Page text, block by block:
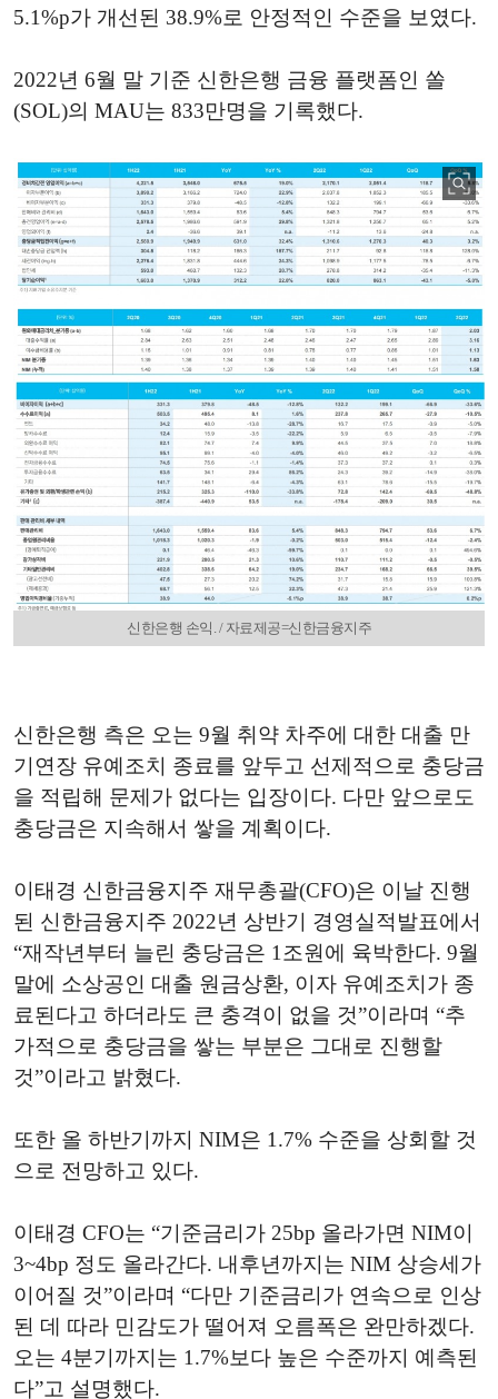
5.1%p가 개선된 38.9%로 안정적인 수준을 보였다.
2022년 6월 말 기준 신한은행 금융 플랫폼인 쏠
(SOL)의 MAU는 833만명을 기록했다.
신한은행 손익. / 자료제공=신한금융지주
신한은행 측은 오는 9월 취약 차주에 대한 대출 만
기연장 유예조치 종료를 앞두고 선제적으로 충당금
을 적립해 문제가 없다는 입장이다. 다만 앞으로도
충당금은 지속해서 쌓을 계획이다.
이태경 신한금융지주 재무총괄(CFO)은 이날 진행
된 신한금융지주 2022년 상반기 경영실적발표에서
“재작년부터 늘린 충당금은 1조원에 육박한다. 9월
말에 소상공인 대출 원금상환, 이자 유예조치가 종
료된다고 하더라도 큰 충격이 없을 것”이라며 “추
가적으로 충당금을 쌓는 부분은 그대로 진행할
것”이라고 밝혔다.
또한 올 하반기까지 NIM은 1.7% 수준을 상회할 것
으로 전망하고 있다.
이태경 CFO는 “기준금리가 25bp 올라가면 NIM이
3~4bp 정도 올라간다. 내후년까지는 NIM 상승세가
이어질 것”이라며 “다만 기준금리가 연속으로 인상
된 데 따라 민감도가 떨어져 오름폭은 완만하겠다.
오는 4분기까지는 1.7%보다 높은 수준까지 예측된
다”고 설명했다.